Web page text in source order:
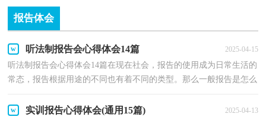
报告体会
听法制报告会心得体会14篇 2025-04-15
听法制报告会心得体会14篇在现在社会，报告的使用成为日常生活的
常态，报告根据用途的不同也有着不同的类型。那么一般报告是怎么
实训报告心得体会(通用15篇) 2025-04-13